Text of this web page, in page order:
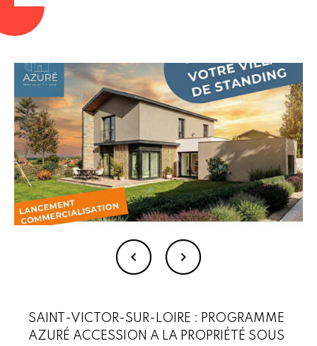
SAINT-VICTOR-SUR-LOIRE : PROGRAMME
AZURÉ ACCESSION A LA PROPRIÉTÉ SOUS